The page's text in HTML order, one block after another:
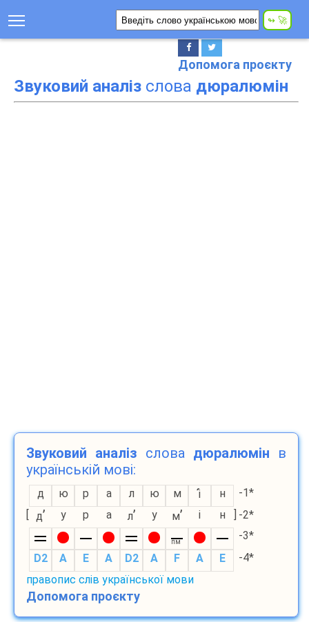
Допомога проєкту
Звуковий аналіз слова дюралюмін
Звуковий аналіз слова дюралюмін в
українській мові:
д ю р а л ю м і н
-1*
[ д’ у р а л’ у м’ і н ] -2*
пм
-3*
D2
A E A D2 A F A E
-4*
правопис слів української мови
Допомога проєкту